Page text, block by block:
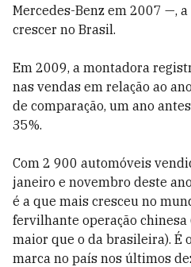
Mercedes-Benz em 2007 —,
crescer no Brasil.
Em 2009, a montadora
nas vendas em relação ao
de comparação, um ano
35%.
Com 2 900 automóveis
janeiro e novembro deste
é a que mais cresceu no
fervilhante operação
maior que o da brasileira). É
marca no país nos últimos